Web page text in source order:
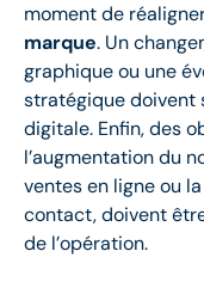
moment de
marque. Un
graphique ou une
stratégique doivent
digitale. Enfin, des
l’augmentation du
ventes en ligne ou
contact, doivent
de l’opération.